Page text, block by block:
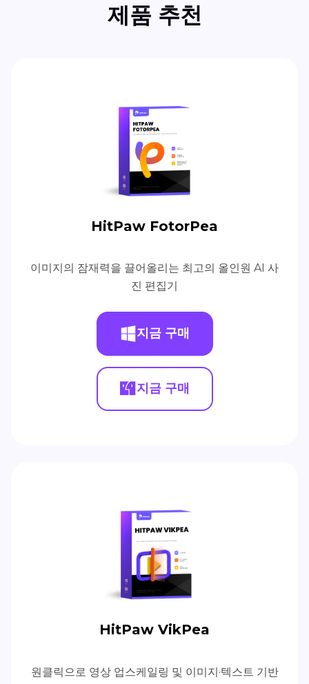
제품 추천
HitPaw FotorPea
이미지의 잠재력을 끌어올리는 최고의 올인원 AI 사
진 편집기
지금 구매
지금 구매
HitPaw VikPea
원클릭으로 영상 업스케일링 및 이미지·텍스트 기반